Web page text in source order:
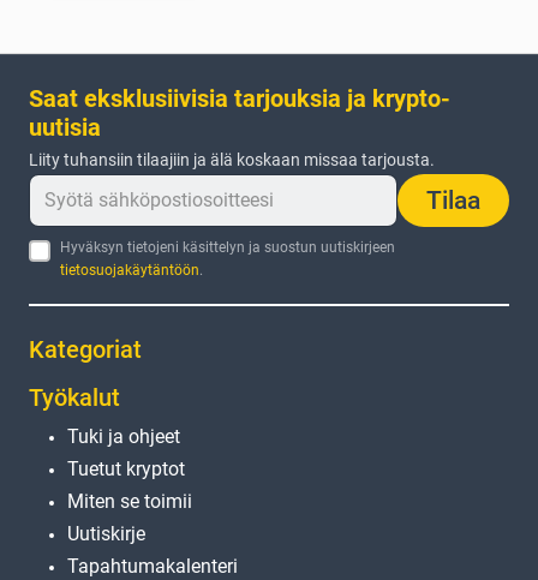
Saat eksklusiivisia tarjouksia ja krypto-
uutisia
Liity tuhansiin tilaajiin ja älä koskaan missaa tarjousta.
Tilaa
Hyväksyn tietojeni käsittelyn ja suostun uutiskirjeen
tietosuojakäytäntöön.
Kategoriat
Työkalut
Tuki ja ohjeet
Tuetut kryptot
Miten se toimii
Uutiskirje
Tapahtumakalenteri